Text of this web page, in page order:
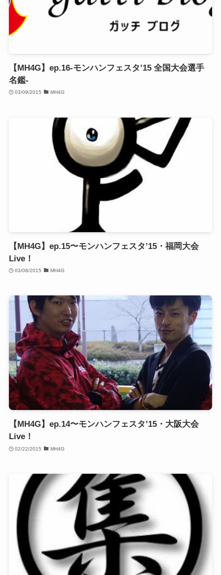
【MH4G】ep.16-モンハンフェスタ’15 全国大会選手
名鑑-
03/09/2015 MH4G
【MH4G】ep.15〜モンハンフェスタ’15・福岡大会
Live！
03/08/2015 MH4G
【MH4G】ep.14〜モンハンフェスタ’15・大阪大会
Live！
02/22/2015 MH4G